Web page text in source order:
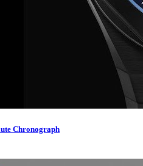
Chronograph